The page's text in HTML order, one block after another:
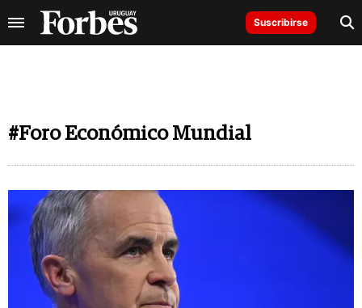
Suscribirse
#Foro Económico Mundial